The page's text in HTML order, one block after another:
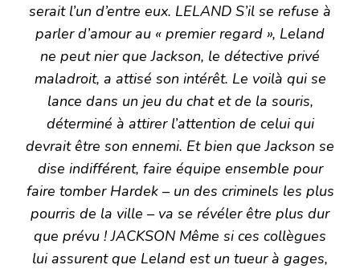
serait l’un d’entre eux. LELAND S’il se refuse à
parler d’amour au « premier regard », Leland
ne peut nier que Jackson, le détective privé
maladroit, a attisé son intérêt. Le voilà qui se
lance dans un jeu du chat et de la souris,
déterminé à attirer l’attention de celui qui
devrait être son ennemi. Et bien que Jackson se
dise indifférent, faire équipe ensemble pour
faire tomber Hardek – un des criminels les plus
pourris de la ville – va se révéler être plus dur
que prévu ! JACKSON Même si ces collègues
lui assurent que Leland est un tueur à gages,